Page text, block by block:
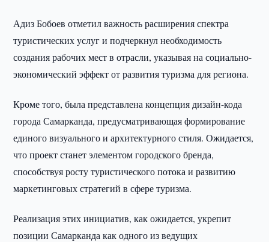
Адиз Бобоев отметил важность расширения спектра
туристических услуг и подчеркнул необходимость
создания рабочих мест в отрасли, указывая на социально-
экономический эффект от развития туризма для региона.
Кроме того, была представлена концепция дизайн-кода
города Самарканда, предусматривающая формирование
единого визуального и архитектурного стиля. Ожидается,
что проект станет элементом городского бренда,
способствуя росту туристического потока и развитию
маркетинговых стратегий в сфере туризма.
Реализация этих инициатив, как ожидается, укрепит
позиции Самарканда как одного из ведущих